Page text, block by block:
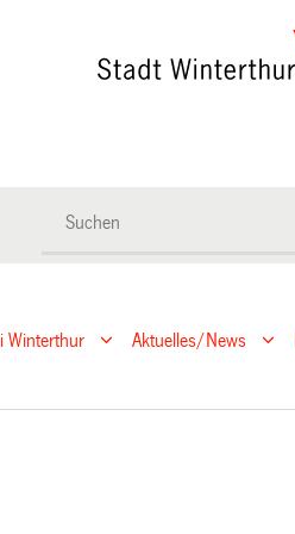
Winterthur Aktuelles/News